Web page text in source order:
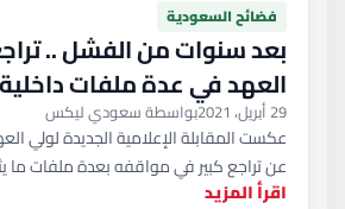
فضائح السعودية
بعد سنوات من الفشل ..
العهد في عدة ملفات
29 أبريل، 2021 بواسطة سعودي ليكس
عكست المقابلة الإعلامية الجديدة لولي
عن تراجع كبير في مواقفه بعدة ملفات ما
اقرأ المزيد